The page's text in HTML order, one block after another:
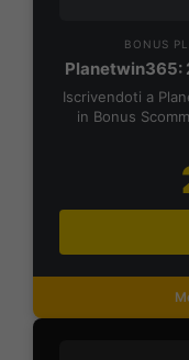
BONUS
Planetwin365:
Iscrivendoti a
in Bonus